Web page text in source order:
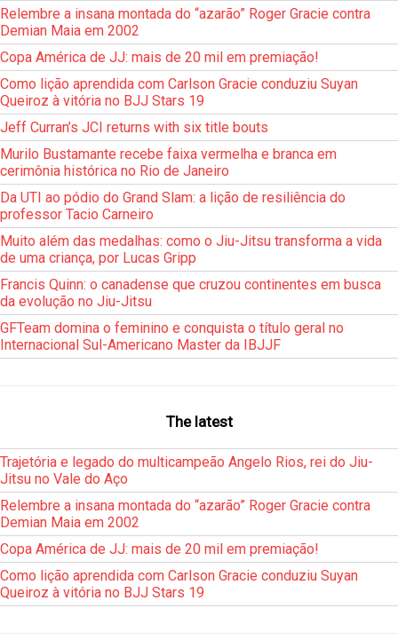
Relembre a insana montada do “azarão” Roger Gracie contra
Demian Maia em 2002
Copa América de JJ: mais de 20 mil em premiação!
Como lição aprendida com Carlson Gracie conduziu Suyan
Queiroz à vitória no BJJ Stars 19
Jeff Curran’s JCI returns with six title bouts
Murilo Bustamante recebe faixa vermelha e branca em
cerimônia histórica no Rio de Janeiro
Da UTI ao pódio do Grand Slam: a lição de resiliência do
professor Tacio Carneiro
Muito além das medalhas: como o Jiu-Jitsu transforma a vida
de uma criança, por Lucas Gripp
Francis Quinn: o canadense que cruzou continentes em busca
da evolução no Jiu-Jitsu
GFTeam domina o feminino e conquista o título geral no
Internacional Sul-Americano Master da IBJJF
The latest
Trajetória e legado do multicampeão Angelo Rios, rei do Jiu-
Jitsu no Vale do Aço
Relembre a insana montada do “azarão” Roger Gracie contra
Demian Maia em 2002
Copa América de JJ: mais de 20 mil em premiação!
Como lição aprendida com Carlson Gracie conduziu Suyan
Queiroz à vitória no BJJ Stars 19